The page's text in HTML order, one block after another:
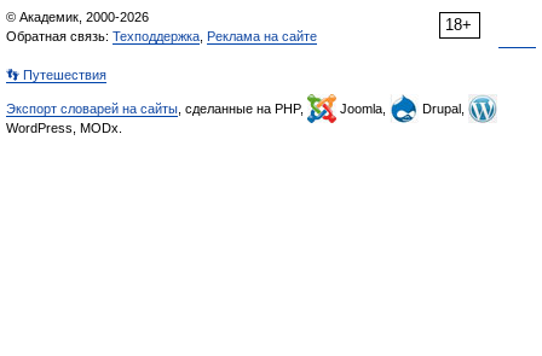
18+
© Академик, 2000-2026
Обратная связь: Техподдержка Реклама на сайте
👣 Путешествия
Экспорт словарей на сайты , сделанные на PHP, Joomla,
Drupal,
WordPress, MODx.